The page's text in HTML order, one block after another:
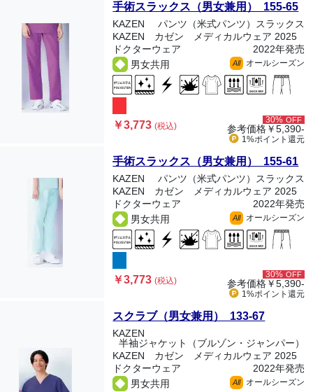
手術スラックス（男女兼用） 155-65
KAZEN
パンツ（米式パンツ）スラックス
KAZEN カゼン メディカルウェア 2025
ドクターウェア
2022年発売
男女共用
All オールシーズン
￥3,773(税込)
30% OFF
参考価格￥5,390-
1%ポイント 還元
手術スラックス（男女兼用） 155-61
KAZEN
パンツ（米式パンツ）スラックス
KAZEN カゼン メディカルウェア 2025
ドクターウェア
2022年発売
男女共用
All オールシーズン
￥3,773(税込)
30% OFF
参考価格￥5,390-
1%ポイント 還元
スクラブ（男女兼用） 133-67
KAZEN
半袖ジャケット（ブルゾン・ジャンパー）
KAZEN カゼン メディカルウェア 2025
ドクターウェア
2022年発売
男女共用
All オールシーズン